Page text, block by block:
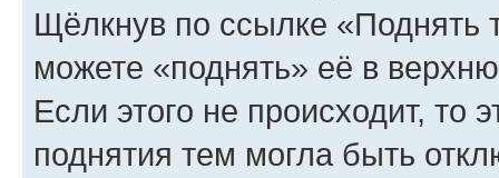
Щёлкнув по ссылке «Поднять
можете «поднять» её в
Если этого не происходит, то
поднятия тем могла быть